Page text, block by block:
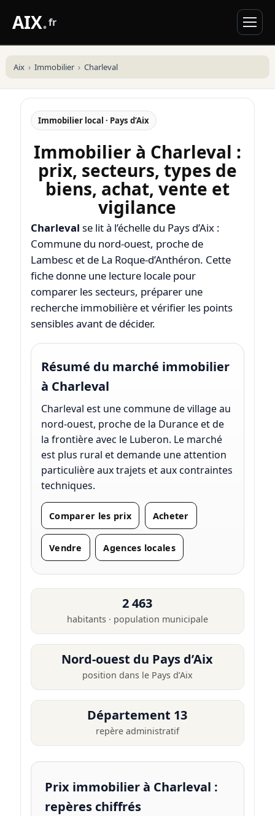
AIX.fr
Aix Immobilier Charleval
Immobilier local · Pays d’Aix
Immobilier à Charleval :
prix, secteurs, types de
biens, achat, vente et
vigilance
Charleval se lit à l’échelle du Pays d’Aix :
Commune du nord-ouest, proche de
Lambesc et de La Roque-d’Anthéron. Cette
fiche donne une lecture locale pour
comparer les secteurs, préparer une
recherche immobilière et vérifier les points
sensibles avant de décider.
Résumé du marché immobilier
à Charleval
Charleval est une commune de village au
nord-ouest, proche de la Durance et de
la frontière avec le Luberon. Le marché
est plus rural et demande une attention
particulière aux trajets et aux contraintes
techniques.
Comparer les prix Acheter
Vendre Agences locales
2 463
habitants · population municipale
Nord-ouest du Pays d’Aix
position dans le Pays d’Aix
Département 13
repère administratif
Prix immobilier à Charleval :
repères chiffrés